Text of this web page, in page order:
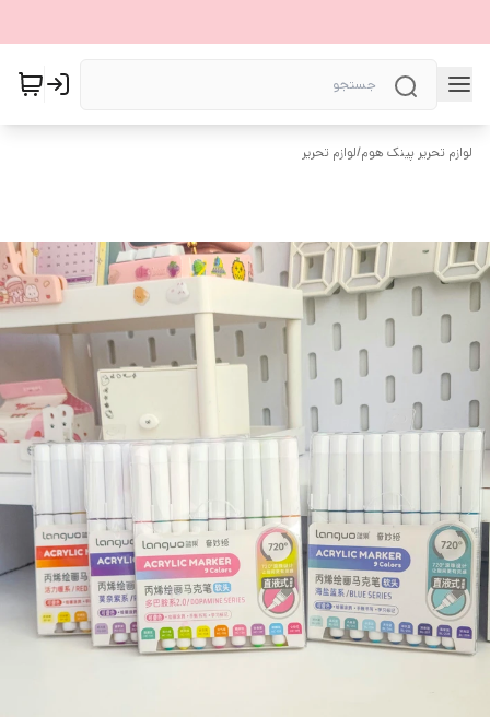
لوازم تحریر پینک هوم/لوازم تحریر